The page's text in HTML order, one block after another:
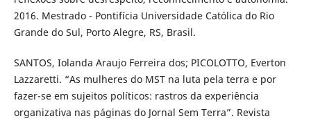
2016. Mestrado - Pontifícia Universidade Católica do Rio
Grande do Sul, Porto Alegre, RS, Brasil.
SANTOS, Iolanda Araujo Ferreira dos; PICOLOTTO, Everton
Lazzaretti. “As mulheres do MST na luta pela terra e por
fazer-se em sujeitos políticos: rastros da experiência
organizativa nas páginas do Jornal Sem Terra”. Revista